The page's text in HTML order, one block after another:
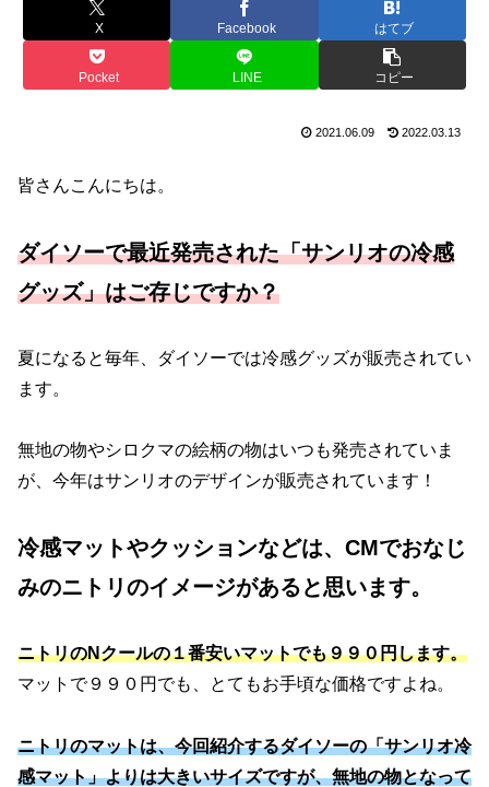
X Facebook はてブ
Pocket LINE コピー
2021.06.09 2022.03.13
皆さんこんにちは。
ダイソーで最近発売された「サンリオの冷感
グッズ」はご存じですか？
夏になると毎年、ダイソーでは冷感グッズが販売されてい
ます。
無地の物やシロクマの絵柄の物はいつも発売されていま
が、今年はサンリオのデザインが販売されています！
冷感マットやクッションなどは、CMでおなじ
みのニトリのイメージがあると思います。
ニトリのNクールの１番安いマットでも９９０円します。
マットで９９０円でも、とてもお手頃な価格ですよね。
ニトリのマットは、今回紹介するダイソーの「サンリオ冷
感マット」よりは大きいサイズですが、無地の物となって